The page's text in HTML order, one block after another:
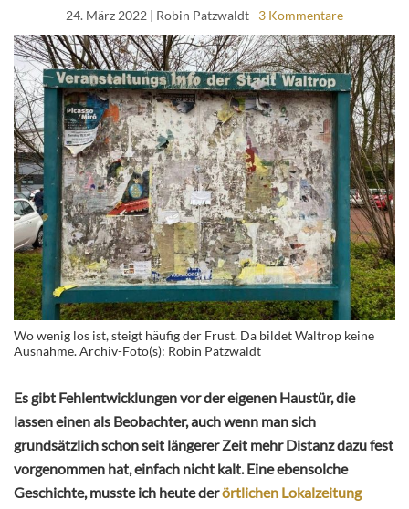
24. März 2022 | Robin Patzwaldt 3 Kommentare
Wo wenig los ist, steigt häufig der Frust. Da bildet Waltrop keine
Ausnahme. Archiv-Foto(s): Robin Patzwaldt
Es gibt Fehlentwicklungen vor der eigenen Haustür, die
lassen einen als Beobachter, auch wenn man sich
grundsätzlich schon seit längerer Zeit mehr Distanz dazu fest
vorgenommen hat, einfach nicht kalt. Eine ebensolche
Geschichte, musste ich heute derörtlichen Lokalzeitung